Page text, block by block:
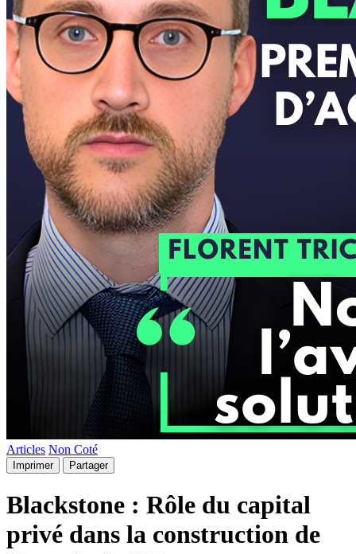
Articles Non Coté
Imprimer Partager
Blackstone : Rôle du capital
privé dans la construction de